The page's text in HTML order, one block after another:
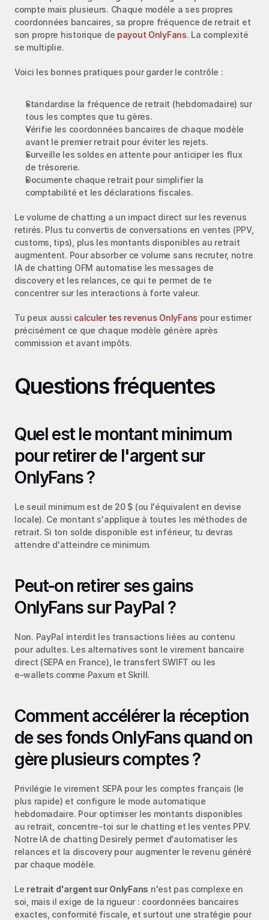
compte mais plusieurs. Chaque modèle a ses propres
coordonnées bancaires, sa propre fréquence de retrait et
son propre historique de payout OnlyFans. La complexité
se multiplie.
Voici les bonnes pratiques pour garder le contrôle :
Standardise la fréquence de retrait (hebdomadaire) sur
tous les comptes que tu gères.
Vérifie les coordonnées bancaires de chaque modèle
avant le premier retrait pour éviter les rejets.
Surveille les soldes en attente pour anticiper les flux
de trésorerie.
Documente chaque retrait pour simplifier la
comptabilité et les déclarations fiscales.
Le volume de chatting a un impact direct sur les revenus
retirés. Plus tu convertis de conversations en ventes (PPV,
customs, tips), plus les montants disponibles au retrait
augmentent. Pour absorber ce volume sans recruter, notre
IA de chatting OFM automatise les messages de
discovery et les relances, ce qui te permet de te
concentrer sur les interactions à forte valeur.
Tu peux aussi calculer tes revenus OnlyFans pour estimer
précisément ce que chaque modèle génère après
commission et avant impôts.
Questions fréquentes
Quel est le montant minimum
pour retirer de l'argent sur
OnlyFans ?
Le seuil minimum est de 20 $ (ou l'équivalent en devise
locale). Ce montant s'applique à toutes les méthodes de
retrait. Si ton solde disponible est inférieur, tu devras
attendre d'atteindre ce minimum.
Peut‑on retirer ses gains
OnlyFans sur PayPal ?
Non. PayPal interdit les transactions liées au contenu
pour adultes. Les alternatives sont le virement bancaire
direct (SEPA en France), le transfert SWIFT ou les
e‑wallets comme Paxum et Skrill.
Comment accélérer la réception
de ses fonds OnlyFans quand on
gère plusieurs comptes ?
Privilégie le virement SEPA pour les comptes français (le
plus rapide) et configure le mode automatique
hebdomadaire. Pour optimiser les montants disponibles
au retrait, concentre‑toi sur le chatting et les ventes PPV.
Notre IA de chatting Desirely permet d'automatiser les
relances et la discovery pour augmenter le revenu généré
par chaque modèle.
Le retrait d'argent sur OnlyFans n'est pas complexe en
soi, mais il exige de la rigueur : coordonnées bancaires
exactes, conformité fiscale, et surtout une stratégie pour